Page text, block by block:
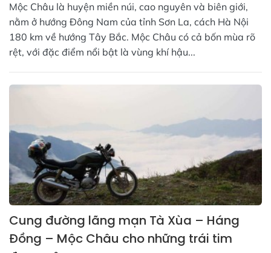
Mộc Châu là huyện miền núi, cao nguyên và biên giới,
nằm ở hướng Đông Nam của tỉnh Sơn La, cách Hà Nội
180 km về hướng Tây Bắc. Mộc Châu có cả bốn mùa rõ
rệt, với đặc điểm nổi bật là vùng khí hậu...
Cung đường lãng mạn Tà Xùa – Háng
Đồng – Mộc Châu cho những trái tim